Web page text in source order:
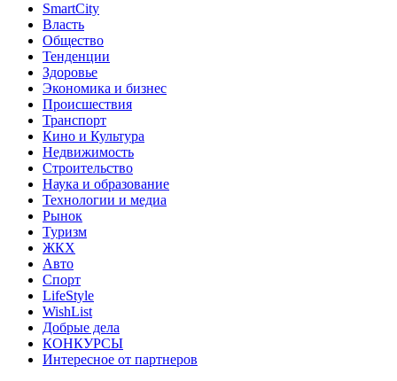
SmartCity
Власть
Общество
Тенденции
Здоровье
Экономика и бизнес
Происшествия
Транспорт
Кино и Культура
Недвижимость
Строительство
Наука и образование
Технологии и медиа
Рынок
Туризм
ЖКХ
Авто
Спорт
LifeStyle
WishList
Добрые дела
КОНКУРСЫ
Интересное от партнеров